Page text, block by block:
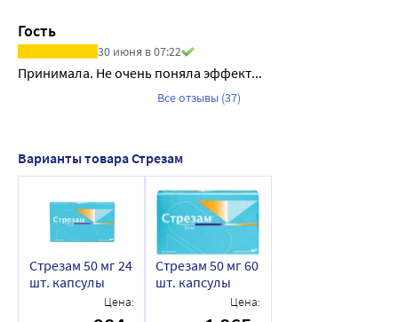
Гость
30 июня в 07:22
Принимала. Не очень поняла эффект...
Все отзывы (37)
Варианты товара Стрезам
Стрезам 50 мг 24
шт. капсулы
Цена:
Стрезам 50 мг 60
шт. капсулы
Цена: